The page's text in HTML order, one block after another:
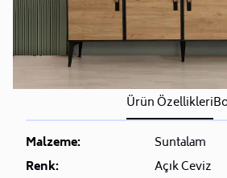
iptal ve iade hakkı yoktur.
• Bu talebinizi siparişinizden
hizmetlerimiz (0850 223 08 23)
iletebilirsiniz.
Sorularınız içinSıkça Sorulan
Ürün Özellikleri
Malzeme:
Suntalam
Renk:
Açık Ceviz